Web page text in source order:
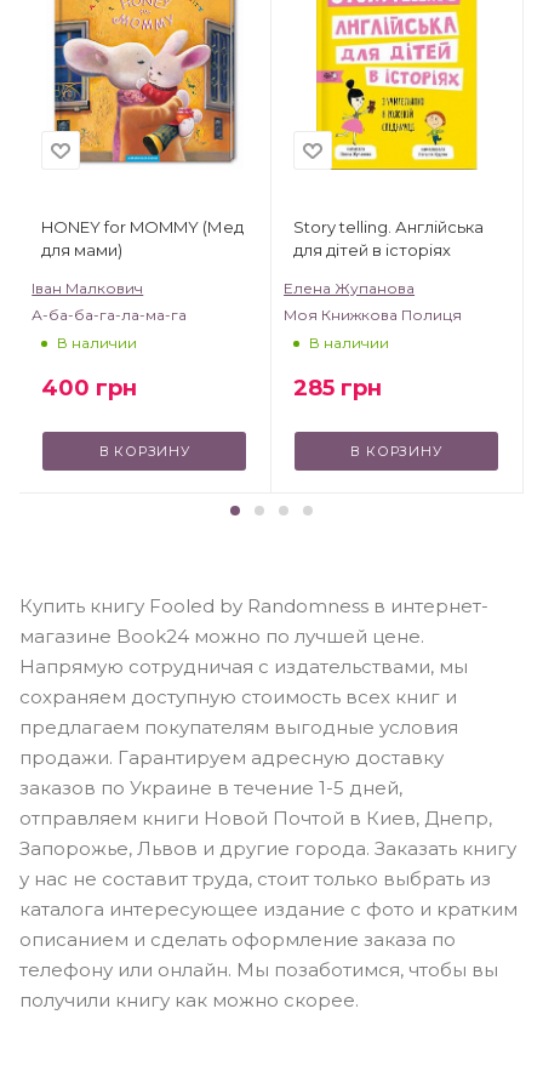
HONEY for MOMMY (Мед
для мами)
Іван Малкович
А-ба-ба-га-ла-ма-га
В наличии
400 грн
В КОРЗИНУ
Story telling. Англійська
для дітей в історіях
Елена Жупанова
Моя Книжкова Полиця
В наличии
285 грн
В КОРЗИНУ
Купить книгу Fooled by Randomness в интернет-
магазине Book24 можно по лучшей цене.
Напрямую сотрудничая с издательствами, мы
сохраняем доступную стоимость всех книг и
предлагаем покупателям выгодные условия
продажи. Гарантируем адресную доставку
заказов по Украине в течение 1-5 дней,
отправляем книги Новой Почтой в Киев, Днепр,
Запорожье, Львов и другие города. Заказать книгу
у нас не составит труда, стоит только выбрать из
каталога интересующее издание с фото и кратким
описанием и сделать оформление заказа по
телефону или онлайн. Мы позаботимся, чтобы вы
получили книгу как можно скорее.